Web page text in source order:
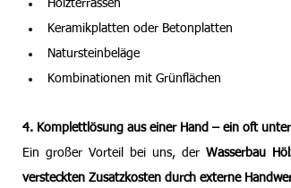
Holzterrassen
Keramikplatten oder Betonplatten
Natursteinbeläge
Kombinationen mit Grünflächen
4. Komplettlösung aus einer Hand – ein oft
Ein großer Vorteil bei uns, der Wasserbau
versteckten Zusatzkosten durch externe